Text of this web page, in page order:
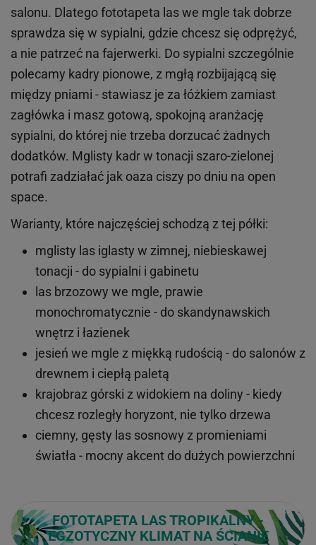
salonu. Dlatego fototapeta las we mgle tak dobrze
sprawdza się w sypialni, gdzie chcesz się odprężyć,
a nie patrzeć na fajerwerki. Do sypialni szczególnie
polecamy kadry pionowe, z mgłą rozbijającą się
między pniami - stawiasz je za łóżkiem zamiast
zagłówka i masz gotową, spokojną aranżację
sypialni, do której nie trzeba dorzucać żadnych
dodatków. Mglisty kadr w tonacji szaro-zielonej
potrafi zadziałać jak oaza ciszy po dniu na open
space.
Warianty, które najczęściej schodzą z tej półki:
mglisty las iglasty w zimnej, niebieskawej
tonacji - do sypialni i gabinetu
las brzozowy we mgle, prawie
monochromatycznie - do skandynawskich
wnętrz i łazienek
jesień we mgle z miękką rudością - do salonów z
drewnem i ciepłą paletą
krajobraz górski z widokiem na doliny - kiedy
chcesz rozległy horyzont, nie tylko drzewa
ciemny, gęsty las sosnowy z promieniami
światła - mocny akcent do dużych powierzchni
FOTOTAPETA LAS TROPIKALNY -
EGZOTYCZNY KLIMAT NA ŚCIANIE